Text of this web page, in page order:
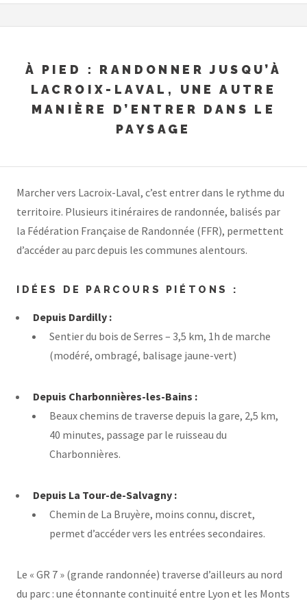
À PIED : RANDONNER JUSQU’À
LACROIX-LAVAL, UNE AUTRE
MANIÈRE D’ENTRER DANS LE
PAYSAGE
Marcher vers Lacroix-Laval, c’est entrer dans le rythme du
territoire. Plusieurs itinéraires de randonnée, balisés par
la Fédération Française de Randonnée (FFR), permettent
d’accéder au parc depuis les communes alentours.
IDÉES DE PARCOURS PIÉTONS :
Depuis Dardilly :
Sentier du bois de Serres – 3,5 km, 1h de marche
(modéré, ombragé, balisage jaune-vert)
Depuis Charbonnières-les-Bains :
Beaux chemins de traverse depuis la gare, 2,5 km,
40 minutes, passage par le ruisseau du
Charbonnières.
Depuis La Tour-de-Salvagny :
Chemin de La Bruyère, moins connu, discret,
permet d’accéder vers les entrées secondaires.
Le « GR 7 » (grande randonnée) traverse d’ailleurs au nord
du parc : une étonnante continuité entre Lyon et les Monts